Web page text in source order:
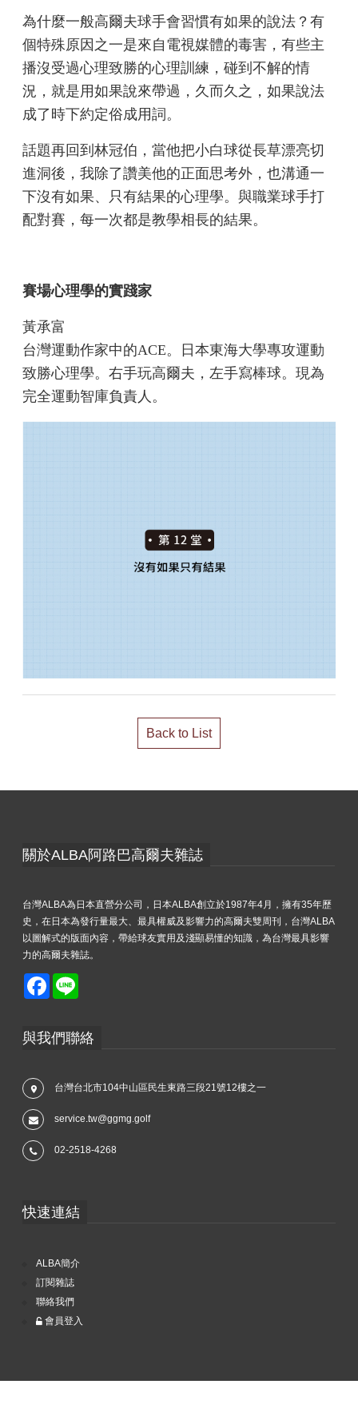
為什麼一般高爾夫球手會習慣有如果的說法？有
個特殊原因之一是來自電視媒體的毒害，有些主
播沒受過心理致勝的心理訓練，碰到不解的情
況，就是用如果說來帶過，久而久之，如果說法
成了時下約定俗成用詞。
話題再回到林冠伯，當他把小白球從長草漂亮切
進洞後，我除了讚美他的正面思考外，也溝通一
下沒有如果、只有結果的心理學。與職業球手打
配對賽，每一次都是教學相長的結果。
賽場心理學的實踐家
黃承富
台灣運動作家中的ACE。日本東海大學專攻運動
致勝心理學。右手玩高爾夫，左手寫棒球。現為
完全運動智庫負責人。
Back to List
關於ALBA阿路巴高爾夫雜誌
台灣ALBA為日本直營分公司，日本ALBA創立於1987年4月，擁有35年歷
史，在日本為發行量最大、最具權威及影響力的高爾夫雙周刊，台灣ALBA
以圖解式的版面內容，帶給球友實用及淺顯易懂的知識，為台灣最具影響
力的高爾夫雜誌。
Facebook
與我們聯絡
台灣台北市104中山區民生東路三段21號12樓之一
service.tw@ggmg.golf
02-2518-4268
快速連結
ALBA簡介
訂閱雜誌
聯絡我們
會員登入